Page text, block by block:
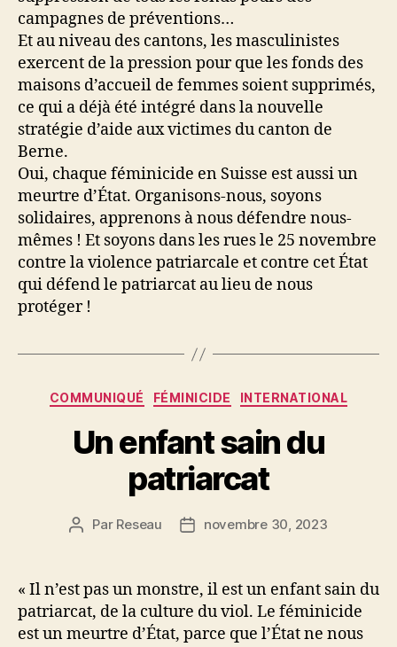
campagnes de préventions…
Et au niveau des cantons, les masculinistes
exercent de la pression pour que les fonds des
maisons d’accueil de femmes soient supprimés,
ce qui a déjà été intégré dans la nouvelle
stratégie d’aide aux victimes du canton de
Berne.
Oui, chaque féminicide en Suisse est aussi un
meurtre d’État. Organisons-nous, soyons
solidaires, apprenons à nous défendre nous-
mêmes ! Et soyons dans les rues le 25 novembre
contre la violence patriarcale et contre cet État
qui défend le patriarcat au lieu de nous
protéger !
Catégories
COMMUNIQUÉ FÉMINICIDE INTERNATIONAL
Un enfant sain du
patriarcat
Auteur
Par Reseau
Datenovembre 30, 2023
« Il n’est pas un monstre, il est un enfant sain du
patriarcat, de la culture du viol. Le féminicide
est un meurtre d’État, parce que l’État ne nous